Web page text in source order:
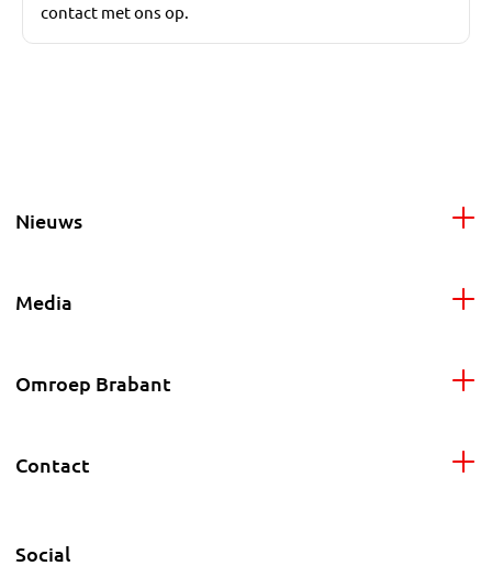
contact met ons op.
Nieuws
Media
Omroep Brabant
Contact
Social